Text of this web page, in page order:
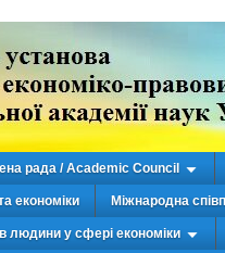
рада / Academic Council
економіки Міжнародна
людини у сфері економіки